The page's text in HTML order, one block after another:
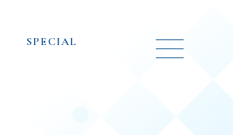
SPECIAL